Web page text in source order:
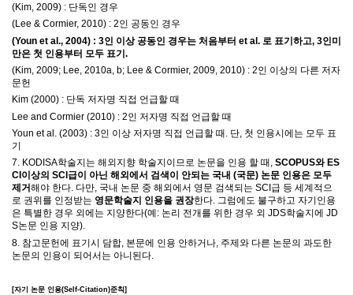
(Kim, 2009) : 단독인 경우
(Lee & Cormier, 2010) : 2인 공동인 경우
(Youn et al., 2004) : 3인 이상 공동인 경우는 처음부터 et al. 로 표기하고, 3인미
만은 첫 인용부터 모두 표기.
(Kim, 2009; Lee, 2010a, b; Lee & Cormier, 2009, 2010) : 2인 이상의 다른 저자
문헌
Kim (2000) : 단독 저자명 직접 언급할 때
Lee and Cormier (2010) : 2인 저자명 직접 언급할 때
Youn et al. (2003) : 3인 이상 저자명 직접 언급할 때 . 단, 첫 인용시에는 모두 표
기
7. KODISA학술지는 해외지향 학술지이므로 논문을 인용 할 때 , SCOPUS와 ES
CI이상의 SCI 급이 아닌 해외에서 검색이 안되는 국내 (국문) 논문 인용은 모두
제거해야 한다. 다만, 국내 논문 중 해외에서 영문 검색되는 SCI 급 등 세계적으
로 권위를 인정받는 영문학술지 인용을 권장한다. 그럼에도 불구하고 자기인용
은 특별한 경우 외에는 지양한다(예 : 논리 전개를 위한 경우 외 JDS학술지에 JD
S논문 인용 지양).
8. 참고문헌에 표기시 담합, 본문에 인용 안하거나, 주제와 다른 논문의 과도한
논문의 인용이 되어서는 아니된다.
[자기 논문 인용(Self-Citation)준칙]